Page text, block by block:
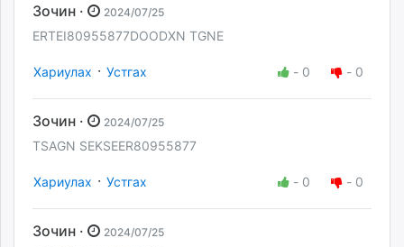
Зочин · 2024/07/25
ERTEI80955877DOODXN TGNE
Хариулах · Устгах - 0 - 0
Зочин · 2024/07/25
TSAGN SEKSEER80955877
Хариулах · Устгах - 0 - 0
Зочин · 2024/07/25